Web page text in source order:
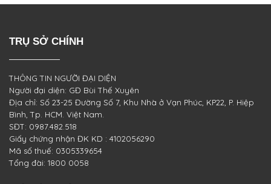
TRỤ SỞ CHÍNH
THÔNG TIN NGƯỜI ĐẠI DIỆN
Người đại diện: GĐ Bùi Thế Xuyên
Địa chỉ: Số 23-25 Đường Số 7, Khu Nhà ở Vạn Phúc, KP22, P. Hiệp
Bình, Tp. HCM. Việt Nam.
SĐT: 0987.482.518
Giấy chứng nhận ĐK KD : 4102056290
Mã số thuế: 0305339654
Tổng đài: 1800 0058